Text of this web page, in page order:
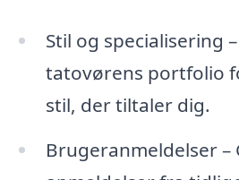
Stil og specialisering
tatovørens portfolio
stil, der tiltaler dig.
Brugeranmeldelser –